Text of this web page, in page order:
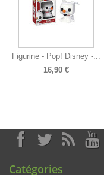
Figurine - Pop! Disney -...
16,90 €
Catégories